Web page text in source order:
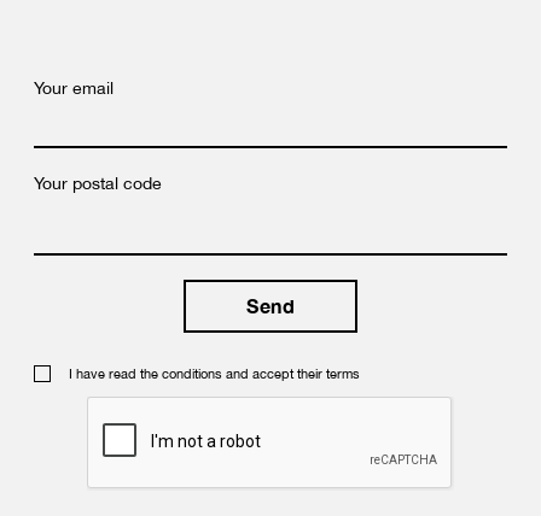
Your email
Your postal code
I have read the conditions and accept their terms